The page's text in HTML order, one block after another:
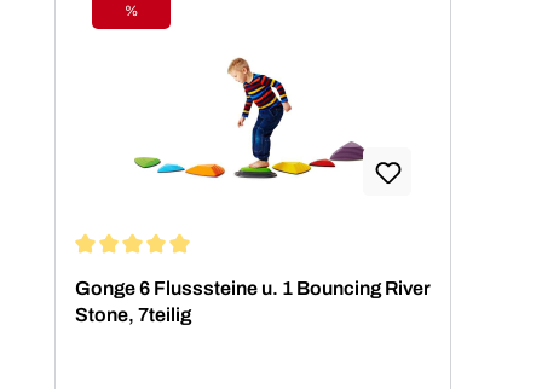
Rabatt
%
Gonge 6 Flusssteine u. 1 Bouncing River
Stone, 7teilig